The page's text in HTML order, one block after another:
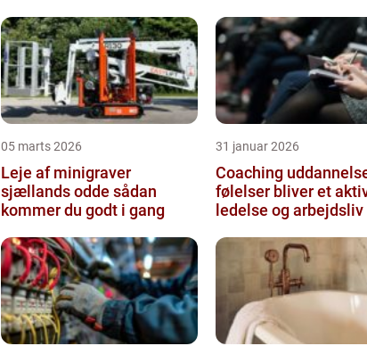
05 marts 2026
Leje af minigraver
sjællands odde sådan
kommer du godt i gang
31 januar 2026
Coaching uddannelse
følelser bliver et
ledelse og arbejdsliv